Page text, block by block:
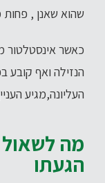
שהוא שאנן , פחות
כאשר אינסטלטור
הנזילה ואף קובע
העליונה,מגיע
מה
הגעתו